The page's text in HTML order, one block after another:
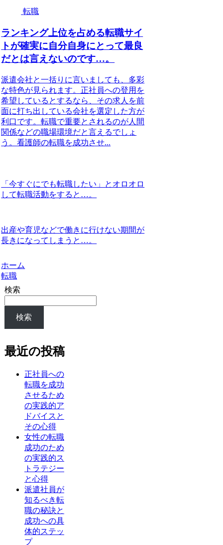
転職
ランキング上位を占める転職サイ
トが確実に自分自身にとって最良
だとは言えないのです…。
派遣会社と一括りに言いましても、多彩
な特色が見られます。正社員への登用を
希望しているとするなら、その求人を前
面に打ち出している会社を選定した方が
利口です。転職で重要とされるのが人間
関係などの職場環境だと言えるでしょ
う。看護師の転職を成功させ...
「今すぐにでも転職したい」とオロオロ
して転職活動をすると…。
出産や育児などで働きに行けない期間が
長きになってしまうと…。
ホーム
転職
検索
検索
最近の投稿
正社員への
転職を成功
させるため
の実践的ア
ドバイスと
その心得
女性の転職
成功のため
の実践的ス
トラテジー
と心得
派遣社員が
知るべき転
職の秘訣と
成功への具
体的ステッ
プ